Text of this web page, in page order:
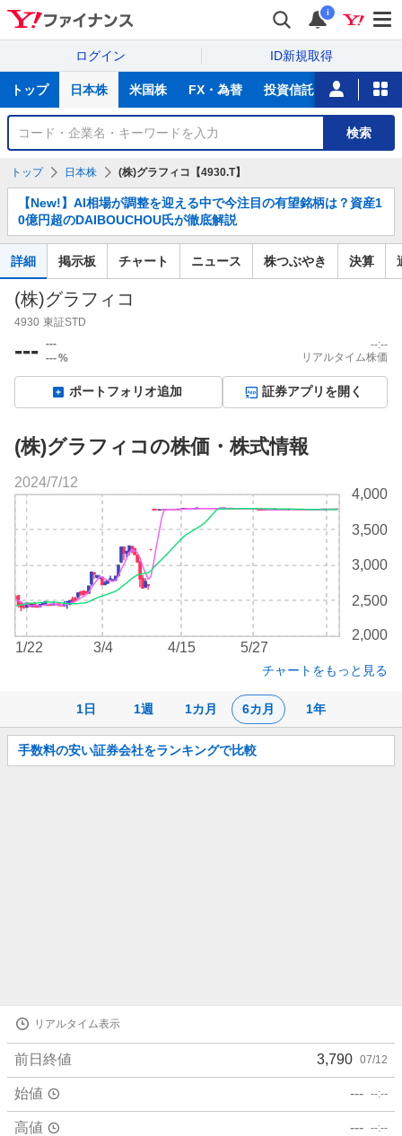
i
ログイン ID新規取得
サ
トップ 日本株 米国株 FX・為替 投資信託 ニュース
銘
検
検索
トップ 日本株 (株)グラフィコ【4930.T】
知
ら
せ
【New!】AI相場が調整を迎える中で今注目の有望銘柄は？資産1
0億円超のDAIBOUCHOU氏が徹底解説
詳細 掲示板 チャート ニュース 株つぶやき 決算
(株)グラフィコ
4930 東証STD
--- ---
---%
--:--
リアルタイム株価
ポートフォリオ追加 証券アプリを開く
(株)グラフィコの株価・株式情報
1日 1週 1カ月 6カ月 1年
2,000
2,500
3,000
3,500
4,000
1/22 3/4 4/15 5/27
2024/7/12
チャートをもっと見る
お
知
手数料の安い証券会社をランキングで比較
リアルタイム表示
前日終値 3,790 07/12
始値 --- --:--
高値 --- --:--